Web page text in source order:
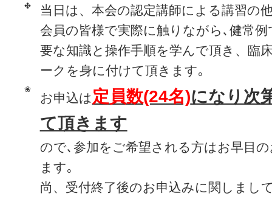
✤
当日は、本会の認定講師による講習の
会員の皆様で実際に触りながら､健常
要な知識と操作手順を学んで頂き、臨
ークを身に付けて頂きます｡
❀
お申込は 定員数(24名)になり次
て頂きます
ので､参加をご希望される方はお早目
ます｡
尚、受付終了後のお申込みに関しまし